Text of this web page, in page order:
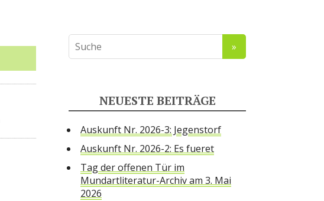
NEUESTE BEITRÄGE
Auskunft Nr. 2026-3: Jegenstorf
Auskunft Nr. 2026-2: Es fueret
Tag der offenen Tür im
Mundartliteratur-Archiv am 3. Mai
2026